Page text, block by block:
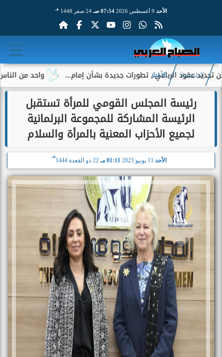
الأحد 07:54 صـ 24 صفر 1448 هـ
واحد من الناس يكشف الرباعي.. تطورات جديدة بشأن إمام...
الرئيسية الأخبار
رئيسة المجلس القومي للمرأة تستقبل
الرئيسة المشاركة للمجموعة البرلمانية
لجميع الأحزاب المعنية بالمرأة والسلام
الأحد 01:11 مـ 22 ذو القعدة 1444
هـ